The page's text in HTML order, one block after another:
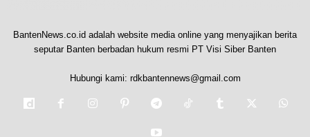
BantenNews.co.id adalah website media online yang menyajikan berita
seputar Banten berbadan hukum resmi PT Visi Siber Banten
Hubungi kami: rdkbantennews@gmail.com